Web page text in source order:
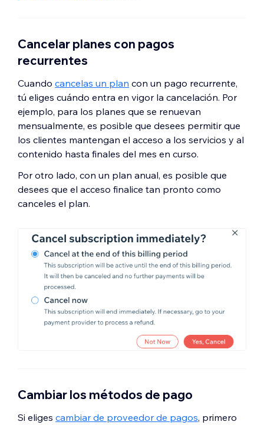
Cancelar planes con pagos
recurrentes
Cuando cancelas un plan con un pago recurrente,
tú eliges cuándo entra en vigor la cancelación. Por
ejemplo, para los planes que se renuevan
mensualmente, es posible que desees permitir que
los clientes mantengan el acceso a los servicios y al
contenido hasta finales del mes en curso.
Por otro lado, con un plan anual, es posible que
desees que el acceso finalice tan pronto como
canceles el plan.
Cambiar los métodos de pago
Si eliges cambiar de proveedor de pagos, primero